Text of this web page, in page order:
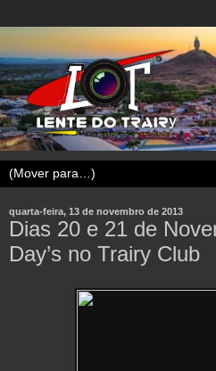
quarta-feira, 13 de novembro de 2013
Dias 20 e 21 de
Day’s no Trairy Club